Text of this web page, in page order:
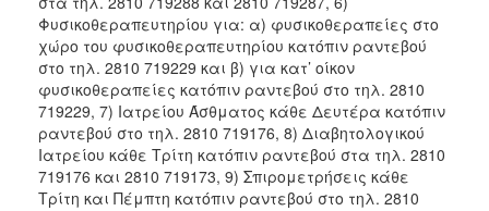
Φυσικοθεραπευτηρίου για: α) φυσικοθεραπείες στο
χώρο του φυσικοθεραπευτηρίου κατόπιν ραντεβού
στο τηλ. 2810 719229 και β) για κατ’ οίκον
φυσικοθεραπείες κατόπιν ραντεβού στο τηλ. 2810
719229, 7) Ιατρείου Άσθματος κάθε Δευτέρα κατόπιν
ραντεβού στο τηλ. 2810 719176, 8) Διαβητολογικού
Ιατρείου κάθε Τρίτη κατόπιν ραντεβού στα τηλ. 2810
719176 και 2810 719173, 9) Σπιρομετρήσεις κάθε
Τρίτη και Πέμπτη κατόπιν ραντεβού στο τηλ. 2810